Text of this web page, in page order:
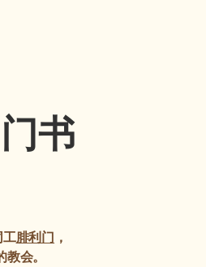
书
工腓利门 ，
会。